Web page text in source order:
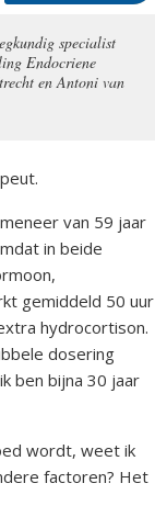
specialist
Endocriene
en Antoni van
van 59 jaar
in beide
gemiddeld 50 uur
hydrocortison.
dosering
ben bijna 30 jaar
wordt, weet ik
factoren? Het